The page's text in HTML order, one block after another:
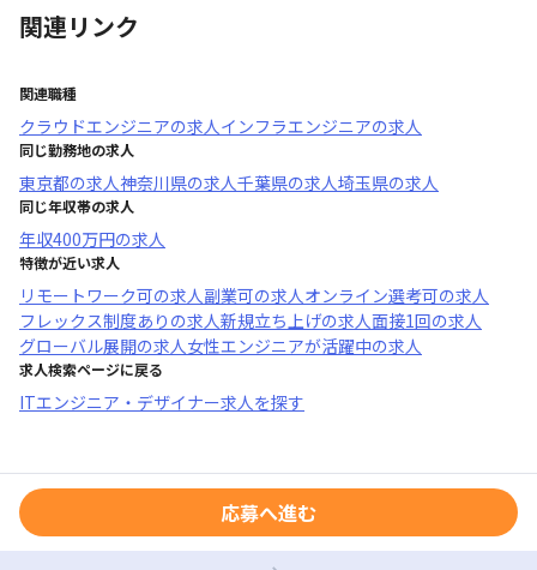
関連リンク
関連職種
クラウドエンジニアの求人インフラエンジニアの求人
同じ勤務地の求人
東京都の求人神奈川県の求人千葉県の求人埼玉県の求人
同じ年収帯の求人
年収400万円の求人
特徴が近い求人
リモートワーク可の求人副業可の求人オンライン選考可の求人
フレックス制度あり の求人新規立ち上げの求人面接1回の求人
グローバル展開の求人女性エンジニアが活躍中の求人
求人検索ページに戻る
ITエンジニア・デザイナー求人を探す
応募へ進む